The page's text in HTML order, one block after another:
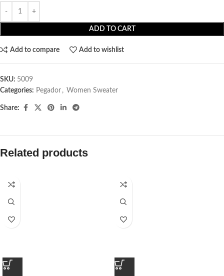
ADD TO CART
Add to compare Add to wishlist
SKU: 5009
Categories: Pegador​ , Women Sweater
Share:
Related products